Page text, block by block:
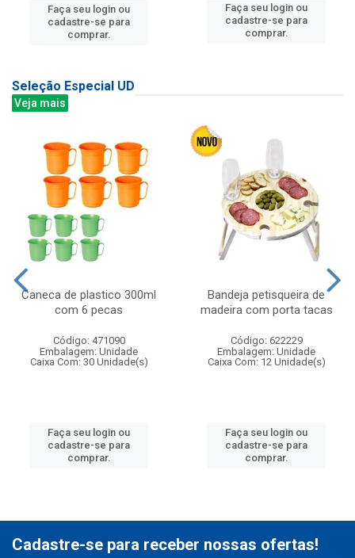
Faça seu login ou
cadastre-se para
comprar.
Faça seu login ou
cadastre-se para
comprar.
Seleção Especial UD
Veja mais
Caneca de plastico 300ml
com 6 pecas
Código: 471090
Embalagem: Unidade
Caixa Com: 30 Unidade(s)
Faça seu login ou
cadastre-se para
comprar.
Bandeja petisqueira de
madeira com porta tacas
Código: 622229
Embalagem: Unidade
Caixa Com: 12 Unidade(s)
Faça seu login ou
cadastre-se para
comprar.
Cadastre-se para receber nossas ofertas!